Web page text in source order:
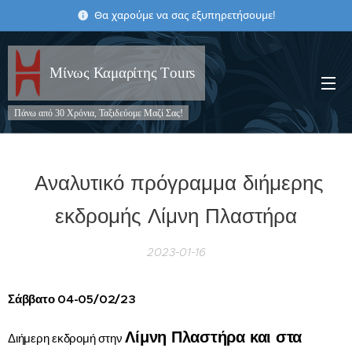
Θα χαρούμε να σας εξυπηρετήσουμε!
Μίνως Καμαρίτης Τours
Πάνω από 30 Χρόνια, Ταξιδεύομε Μαζί Σας!
Αναλυτικό πρόγραμμα διήμερης
εκδρομής Λίμνη Πλαστήρα
2023-01-16
Σάββατο 04-05/02/23
Διήμερη εκδρομή στηνΛίμνη Πλαστήρα και στα